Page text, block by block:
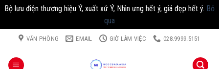
Bộ lưu điện thương hiệu Ý, xuất xứ Ý, Nhìn ưng hết ý, giá đẹp hết ý. Bỏ
qua
Chuyển
VĂN PHÒNG EMAIL GIỜ LÀM VIỆC 028.9999.5151